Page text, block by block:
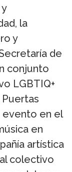
la
y
de
conjunto
LGBTIQ+
evento en el
en
artística
colectivo